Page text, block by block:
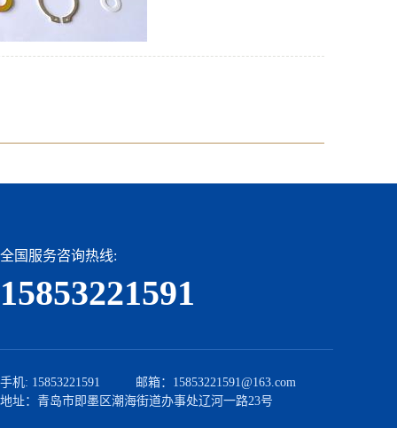
全国服务咨询热线:
15853221591
手机: 15853221591 邮箱：15853221591@163.com
地址：青岛市即墨区潮海街道办事处辽河一路23号